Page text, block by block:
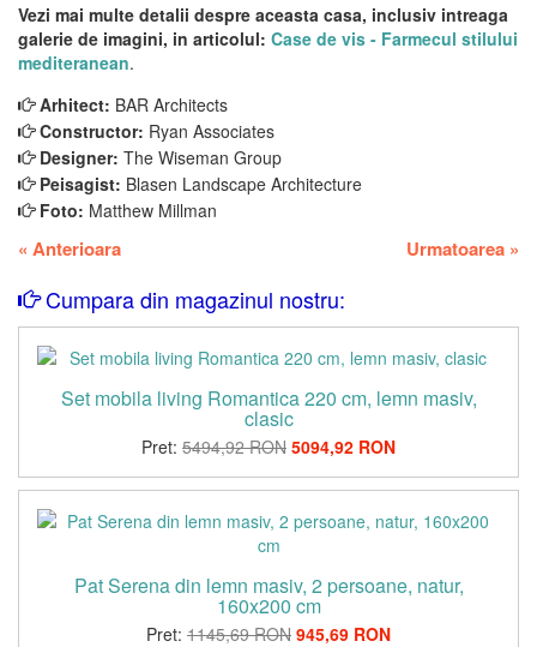
Vezi mai multe detalii despre aceasta casa, inclusiv intreaga
galerie de imagini, in articolul: Case de vis - Farmecul stilului
mediteranean.
Arhitect: BAR Architects
Constructor: Ryan Associates
Designer: The Wiseman Group
Peisagist: Blasen Landscape Architecture
Foto: Matthew Millman
« Anterioara Urmatoarea »
Cumpara din magazinul nostru:
Set mobila living Romantica 220 cm, lemn masiv,
clasic
Pret: 5494,92 RON 5094,92 RON
Pat Serena din lemn masiv, 2 persoane, natur,
160x200 cm
Pret: 1145,69 RON 945,69 RON